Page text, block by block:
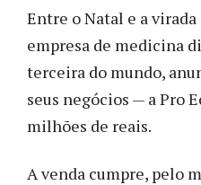
Entre o Natal e a virada
empresa de medicina
terceira do mundo,
seus negócios — a Pro
milhões de reais.
A venda cumpre, pelo